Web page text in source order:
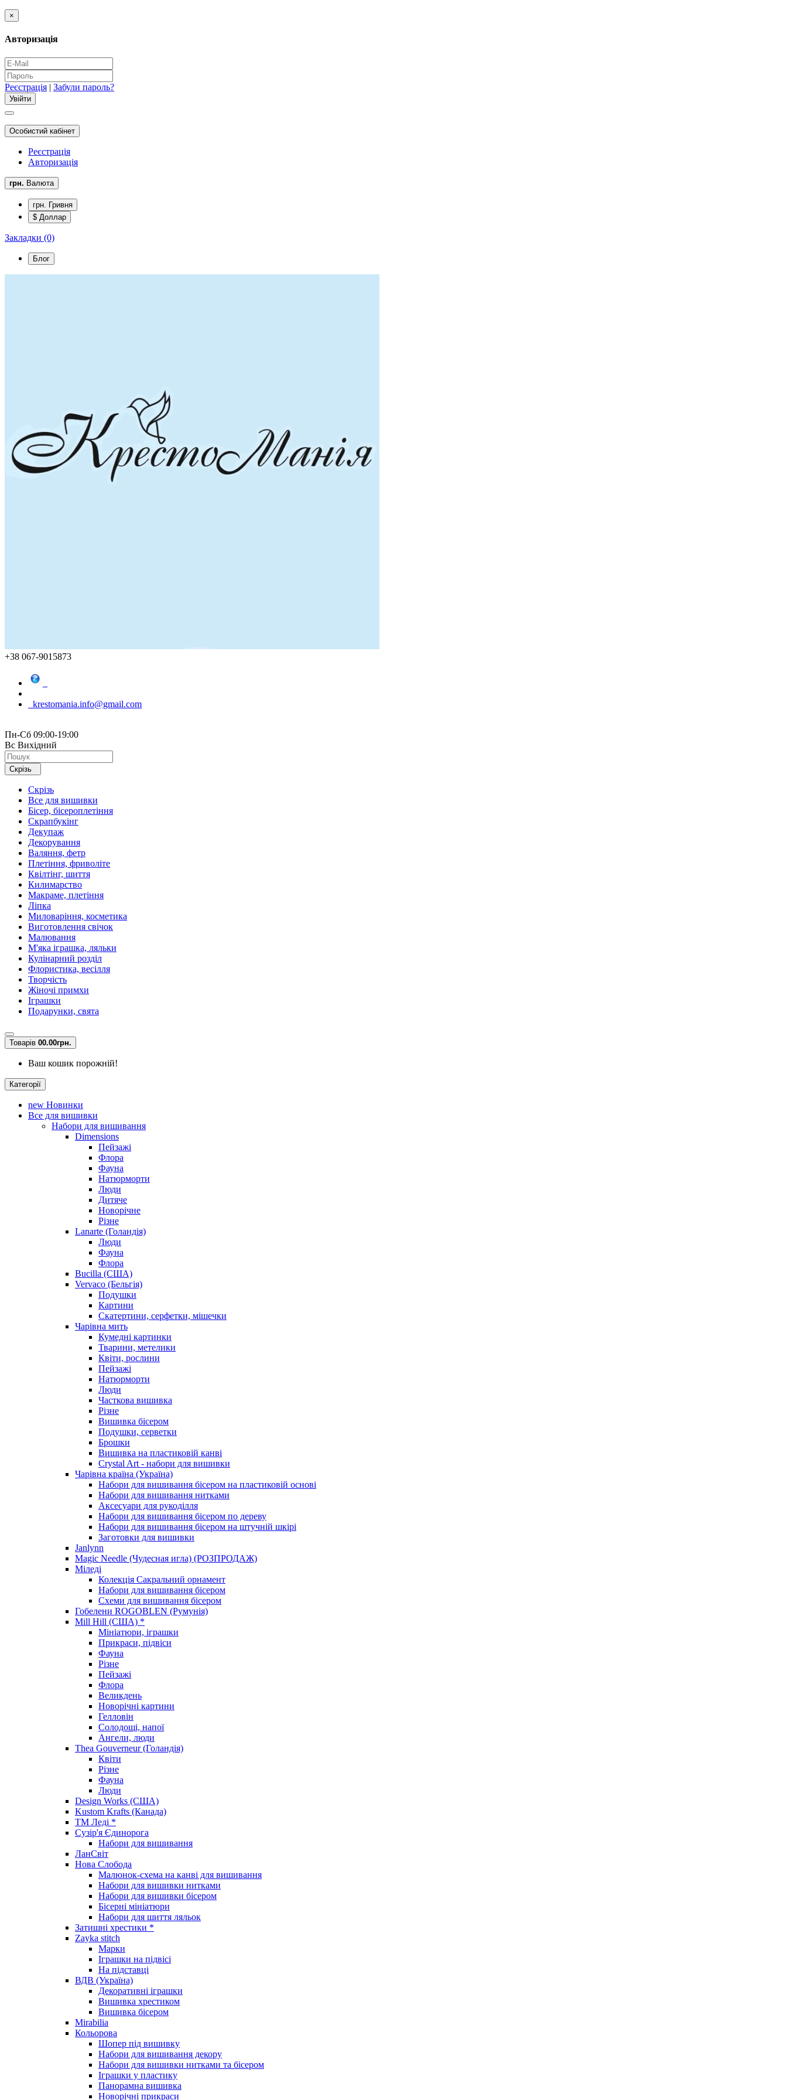
×
Авторизація
Реєстрація | Забули пароль?
Особистий кабінет
Реєстрація
Авторизація
грн. Валюта
грн. Гривня
$ Доллар
Закладки (0)
Блог
+38 067-9015873
krestomania.info@gmail.com
Пн-Сб 09:00-19:00
Вс Вихідний
Скрізь
Скрізь
Все для вишивки
Бісер, бісероплетіння
Скрапбукінг
Декупаж
Декорування
Валяння, фетр
Плетіння, фриволіте
Квілтінг, шиття
Килимарство
Макраме, плетіння
Ліпка
Миловаріння, косметика
Виготовлення свічок
Малювання
М'яка іграшка, ляльки
Кулінарний розділ
Флористика, весілля
Творчість
Жіночі примхи
Іграшки
Подарунки, свята
Товарів 00.00грн.
Ваш кошик порожній!
Категорії
new Новинки
Все для вишивки
Набори для вишивання
Dimensions
Пейзажі
Флора
Фауна
Натюрморти
Люди
Дитяче
Новорічне
Різне
Lanarte (Голандія)
Люди
Фауна
Флора
Bucilla (США)
Vervaco (Бельгія)
Подушки
Картини
Скатертини, серфетки, мішечки
Чарiвна мить
Кумедні картинки
Тварини, метелики
Квіти, рослини
Пейзажі
Натюрморти
Люди
Часткова вишивка
Різне
Вишивка бісером
Подушки, серветки
Брошки
Вишивка на пластиковій канві
Crystal Art - набори для вишивки
Чарівна країна (Україна)
Набори для вишивання бісером на пластиковій основі
Набори для вишивання нитками
Аксесуари для рукоділля
Набори для вишивання бісером по дереву
Набори для вишивання бісером на штучній шкірі
Заготовки для вишивки
Janlynn
Magic Needle (Чудесная игла) (РОЗПРОДАЖ)
Міледі
Колекція Сакральний орнамент
Набори для вишивання бісером
Схеми для вишивання бісером
Гобелени ROGOBLEN (Румунія)
Mill Hill (США) *
Мініатюри, іграшки
Прикраси, підвіси
Фауна
Різне
Пейзажі
Флора
Великдень
Новорічні картини
Гелловін
Солодощі, напої
Ангели, люди
Thea Gouverneur (Голандія)
Квіти
Різне
Фауна
Люди
Design Works (США)
Kustom Krafts (Канада)
ТМ Леді *
Сузір'я Єдинорога
Набори для вишивання
ЛанСвіт
Нова Слобода
Малюнок-схема на канві для вишивання
Набори для вишивки нитками
Набори для вишивки бісером
Бісерні мініатюри
Набори для шиття ляльок
Затишні хрестики *
Zayka stitch
Марки
Іграшки на підвісі
На підставці
ВДВ (Україна)
Декоративні іграшки
Вишивка хрестиком
Вишивка бісером
Mirabilia
Кольорова
Шопер під вишивку
Набори для вишивання декору
Набори для вишивки нитками та бісером
Іграшки у пластику
Панорамна вишивка
Новорічні прикраси